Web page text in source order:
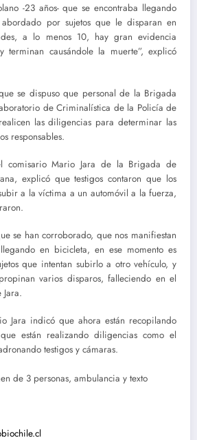
-23 años- que se encontraba llegando
por sujetos que le disparan en
a lo menos 10, hay gran evidencia
causándole la muerte”, explicó
se dispuso que personal de la Brigada
de Criminalística de la Policía de
las diligencias para determinar las
responsables.
comisario Mario Jara de la Brigada de
explicó que testigos contaron que los
a la víctima a un automóvil a la fuerza,
se han corroborado, que nos manifiestan
en bicicleta, en ese momento es
que intentan subirlo a otro vehículo, y
varios disparos, falleciendo en el
Jara indicó que ahora están recopilando
están realizando diligencias como el
testigos y cámaras.